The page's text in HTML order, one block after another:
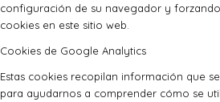
configuración de su navegador y
cookies en este sitio web.
Cookies de Google Analytics
Estas cookies recopilan información que
para ayudarnos a comprender cómo se